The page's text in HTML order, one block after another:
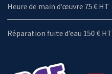
Heure de main d’œuvre 75 € HT
Réparation fuite d’eau 150 € HT